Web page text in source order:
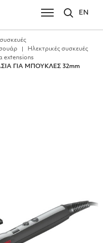
EN
Ηλεκτρικές συσκευές
extensions
ΓΙΑ ΜΠΟΥΚΛΕΣ 32mm